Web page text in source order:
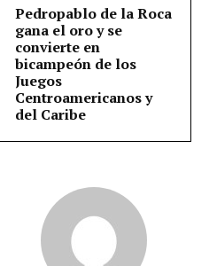
Pedropablo de la Roca
gana el oro y se
convierte en
bicampeón de los
Juegos
Centroamericanos y
del Caribe